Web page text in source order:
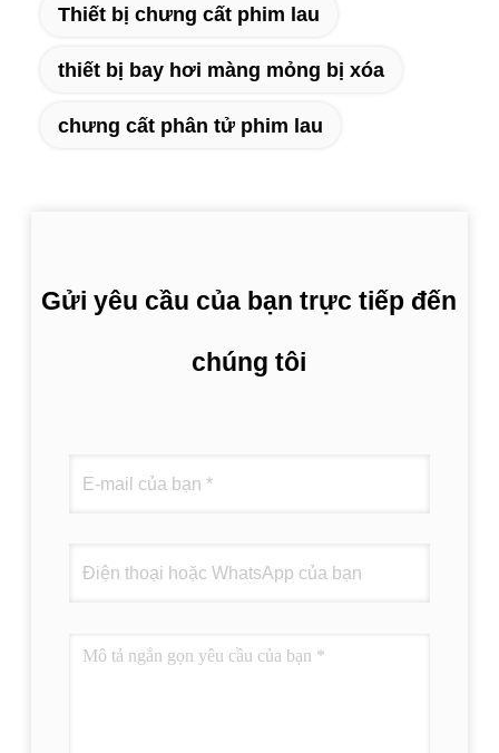
Thiết bị chưng cất phim lau
thiết bị bay hơi màng mỏng bị xóa
chưng cất phân tử phim lau
Gửi yêu cầu của bạn trực tiếp đến
chúng tôi